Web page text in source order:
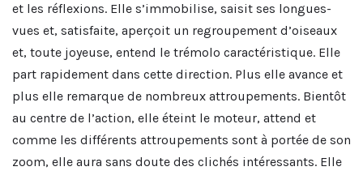
et les réflexions. Elle s’immobilise, saisit ses longues-
vues et, satisfaite, aperçoit un regroupement d’oiseaux
et, toute joyeuse, entend le trémolo caractéristique. Elle
part rapidement dans cette direction. Plus elle avance et
plus elle remarque de nombreux attroupements. Bientôt
au centre de l’action, elle éteint le moteur, attend et
comme les différents attroupements sont à portée de son
zoom, elle aura sans doute des clichés intéressants. Elle